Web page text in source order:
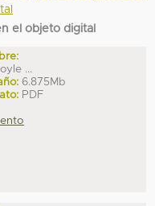
el objeto digital
...
6.875Mb
PDF